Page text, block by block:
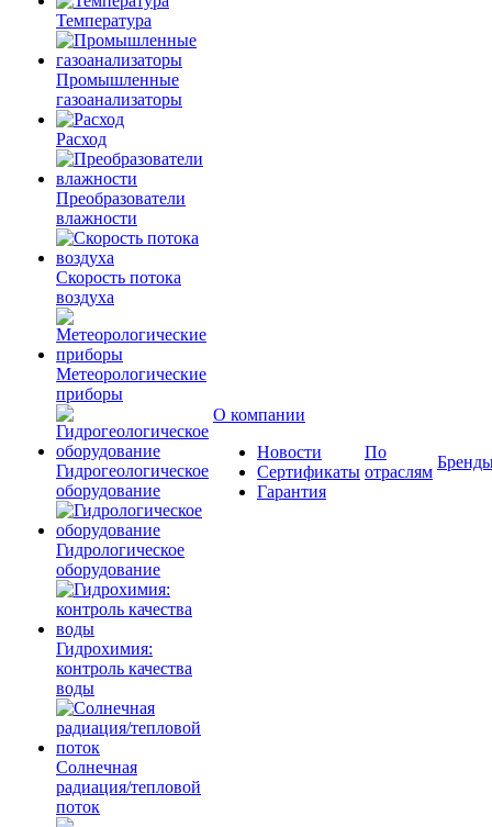
Температура
Промышленные
газоанализаторы
Расход
Преобразователи
влажности
Скорость потока
воздуха
Метеорологические
приборы
Гидрогеологическое
оборудование
Гидрологическое
оборудование
Гидрохимия:
контроль качества
воды
Солнечная
радиация/тепловой
поток
О компании
Новости
Сертификаты
Гарантия
По
отраслям